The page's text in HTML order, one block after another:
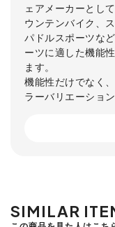
ェアメーカーとし
ウンテンバイク、
パドルスポーツな
ーツに適した機能
ます。
機能性だけでなく
ラーバリエーショ
SIMILAR